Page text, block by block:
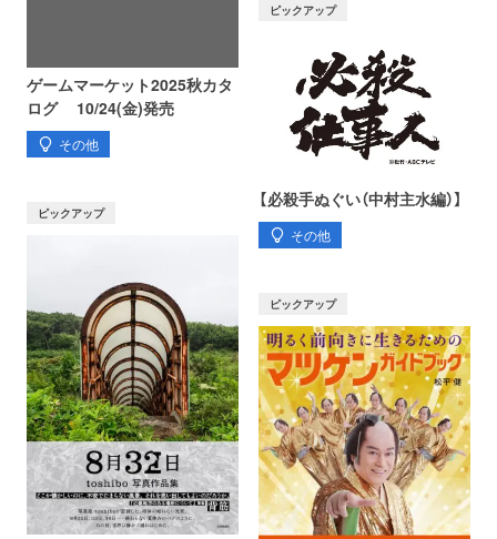
ゲームマーケット2025秋カタ
ログ 10/24(金)発売
その他
ピックアップ
【必殺手ぬぐい（中村主水編）】
その他
ピックアップ
ピックアップ